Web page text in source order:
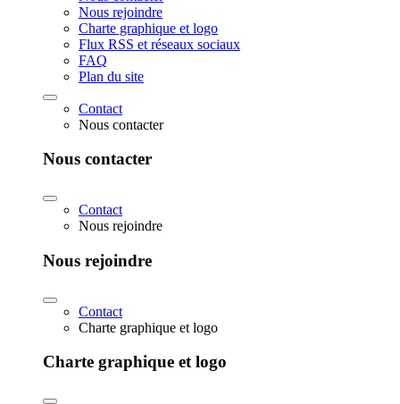
Nous rejoindre
Charte graphique et logo
Flux RSS et réseaux sociaux
FAQ
Plan du site
Contact
Nous contacter
Nous contacter
Contact
Nous rejoindre
Nous rejoindre
Contact
Charte graphique et logo
Charte graphique et logo